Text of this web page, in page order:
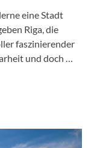
eine Stadt
Riga, die
faszinierender
und doch …